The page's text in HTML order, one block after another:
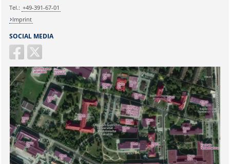
SOCIAL MEDIA
Tel.: +49-391-67-01
Imprint